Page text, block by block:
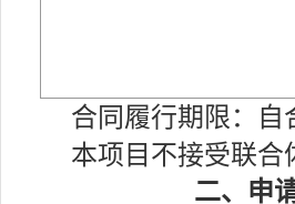
合同履行期限：自
本项目不接受联合
二、申